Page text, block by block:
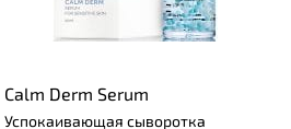
Calm Derm Serum
Успокаивающая сыворотка